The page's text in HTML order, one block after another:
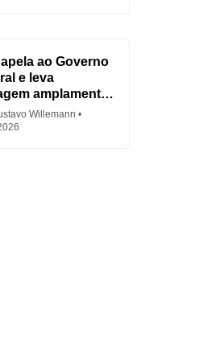
apela ao Governo
e leva
amplamente
Willemann